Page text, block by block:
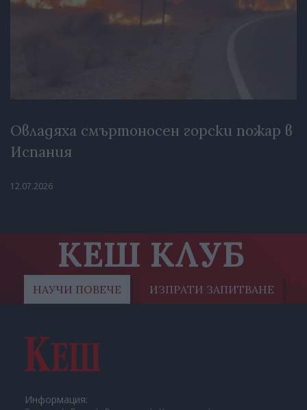
Овладяха смъртоносен горски пожар в
Испания
12.07.2026
КЕШ КЛУБ
НАУЧИ ПОВЕЧЕ ИЗПРАТИ ЗАПИТВАНЕ
Информация: